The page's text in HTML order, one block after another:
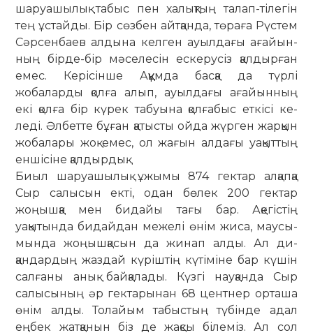
шаруашылық табыс пен ха­­­лықтың талап-тілегін
тең ұстайды. Бір сөзбен айтқанда, төраға Рүстем
Сәр­­­сенбаев алдына келген ауылдағы ағайын­
ның бірде-бір мәселесін еске­русіз қалдырған
емес. Керісінше Ақ­құм­да басқа да түрлі
жобаларды қолға алып, ауылдағы ағайынның
екі қолға бір күрек табуына қолғабыс еткісі ке­
леді. Әлбетте бұған қатысты ойда жүр­ген жарқын
жобалары жоқ емес, ол жағын алдағы уақыттың
еншісіне қал­дыр­­дық.
Биыл шаруашылық ұжымы 874 гек­тар алқапқа
Сыр салысын екті, одан бөлек 200 гектар
жоңышқа мен би­дайы тағы бар. Ақегістің
уақытында би­­дайдан межелі өнім жиса, мау­сы­
мында жоңышқасын да жинап алды. Ал ди­
қандардың жаздай күріш­тің күтіміне бар күшін
салғаны анық бай­қалады. Күзгі науқанда Сыр
салы­сының әр гектарынан 68 центнер орта­ша
өнім алды. Толайым табыстың тү­бінде адал
еңбек жатқанын біз де жақ­сы бі­ле­міз. Ал сол